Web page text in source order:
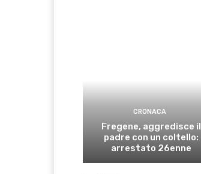
CRONACA
Fregene, aggredisce il
padre con un coltello:
arrestato 26enne